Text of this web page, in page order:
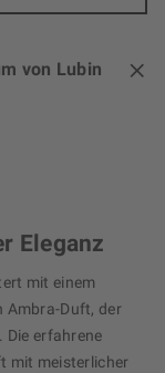
von Lubin
Eleganz
mit einem
Ambra-Duft, der
Die erfahrene
mit meisterlicher